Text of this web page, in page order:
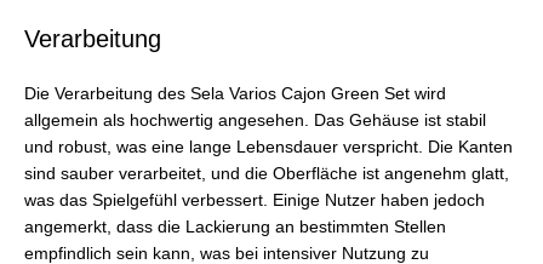
Verarbeitung
Die Verarbeitung des Sela Varios Cajon Green Set wird
allgemein als hochwertig angesehen. Das Gehäuse ist stabil
und robust, was eine lange Lebensdauer verspricht. Die Kanten
sind sauber verarbeitet, und die Oberfläche ist angenehm glatt,
was das Spielgefühl verbessert. Einige Nutzer haben jedoch
angemerkt, dass die Lackierung an bestimmten Stellen
empfindlich sein kann, was bei intensiver Nutzung zu